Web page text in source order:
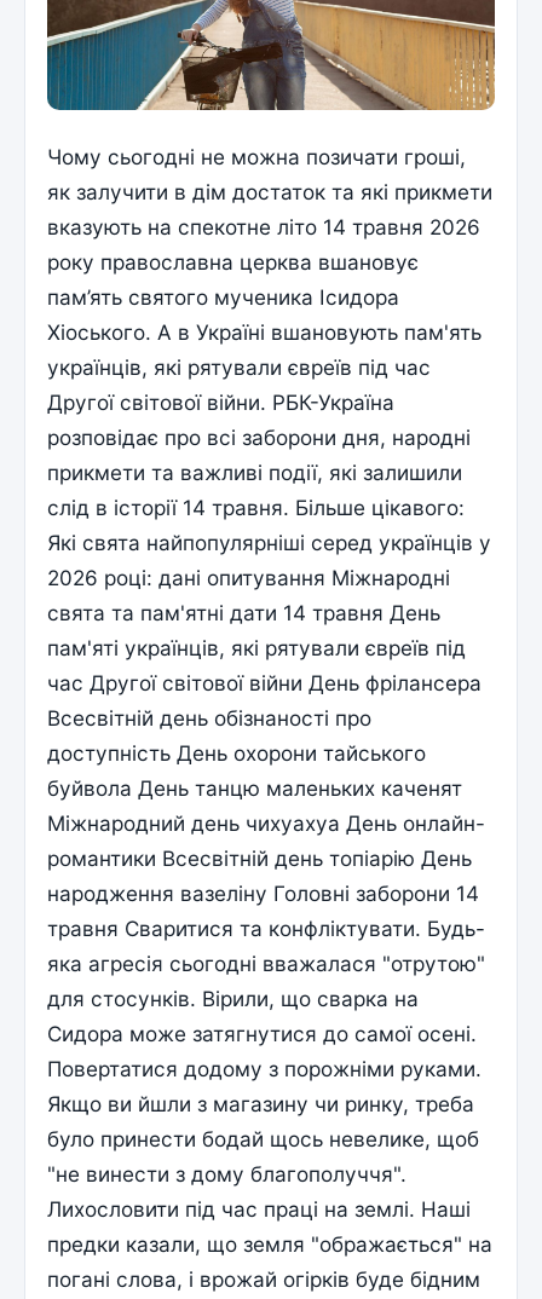
Чому сьогодні не можна позичати гроші,
як залучити в дім достаток та які прикмети
вказують на спекотне літо 14 травня 2026
року православна церква вшановує
пам’ять святого мученика Ісидора
Хіоського. А в Україні вшановують пам'ять
українців, які рятували євреїв під час
Другої світової війни. РБК-Україна
розповідає про всі заборони дня, народні
прикмети та важливі події, які залишили
слід в історії 14 травня. Більше цікавого:
Які свята найпопулярніші серед українців у
2026 році: дані опитування Міжнародні
свята та пам'ятні дати 14 травня День
пам'яті українців, які рятували євреїв під
час Другої світової війни День фрілансера
Всесвітній день обізнаності про
доступність День охорони тайського
буйвола День танцю маленьких каченят
Міжнародний день чихуахуа День онлайн-
романтики Всесвітній день топіарію День
народження вазеліну Головні заборони 14
травня Сваритися та конфліктувати. Будь-
яка агресія сьогодні вважалася "отрутою"
для стосунків. Вірили, що сварка на
Сидора може затягнутися до самої осені.
Повертатися додому з порожніми руками.
Якщо ви йшли з магазину чи ринку, треба
було принести бодай щось невелике, щоб
"не винести з дому благополуччя".
Лихословити під час праці на землі. Наші
предки казали, що земля "ображається" на
погані слова, і врожай огірків буде бідним